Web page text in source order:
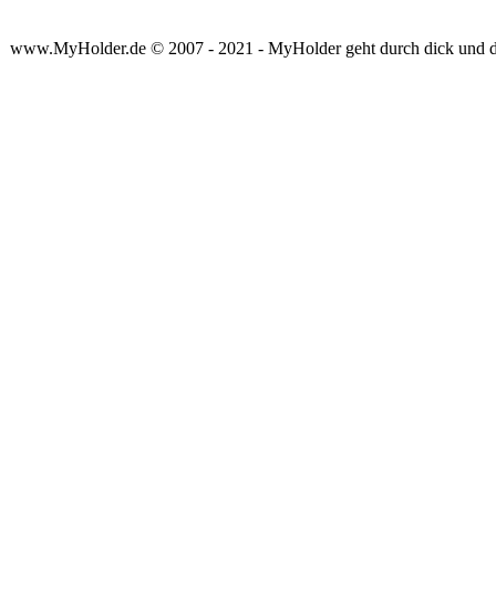
www.MyHolder.de © 2007 - 2021 - MyHolder geht durch dick und